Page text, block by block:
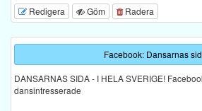
Redigera Göm Radera
Facebook: Dansarnas
DANSARNAS SIDA - I HELA SVERIGE!
dansintresserade